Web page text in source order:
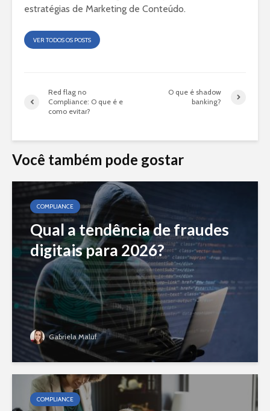
estratégias de Marketing de Conteúdo.
VER TODOS OS POSTS
Red flag no
Compliance: O que é e
como evitar?
O que é shadow
banking?
Você também pode gostar
COMPLIANCE
Qual a tendência de fraudes
digitais para 2026?
Gabriela Maluf
COMPLIANCE